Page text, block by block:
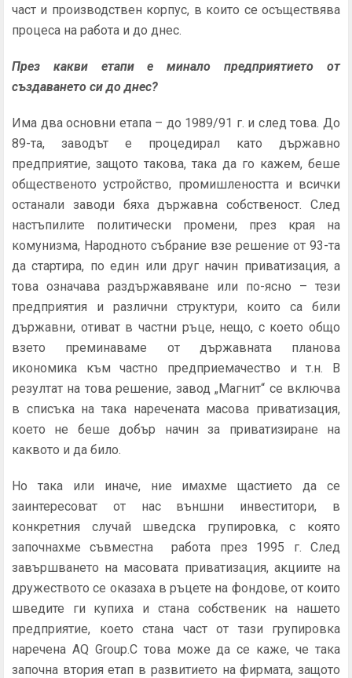
част и производствен корпус, в които се осъществява
процеса на работа и до днес.
През какви етапи е минало предприятието от
създаването си до днес?
Има два основни етапа – до 1989/91 г. и след това. До
89-та, заводът е процедирал като държавно
предприятие, защото такова, така да го кажем, беше
общественото устройство, промишлеността и всички
останали заводи бяха държавна собственост. След
настъпилите политически промени, през края на
комунизма, Народното събрание взе решение от 93-та
да стартира, по един или друг начин приватизация, а
това означава раздържавяване или по-ясно – тези
предприятия и различни структури, които са били
държавни, отиват в частни ръце, нещо, с което общо
взето преминаваме от държавната планова
икономика към частно предприемачество и т.н. В
резултат на това решение, завод „Магнит“ се включва
в списъка на така наречената масова приватизация,
което не беше добър начин за приватизиране на
каквото и да било.
Но така или иначе, ние имахме щастието да се
заинтересоват от нас външни инвеститори, в
конкретния случай шведска групировка, с която
започнахме съвместна работа през 1995 г. След
завършването на масовата приватизация, акциите на
дружеството се оказаха в ръцете на фондове, от които
шведите ги купиха и стана собственик на нашето
предприятие, което стана част от тази групировка
наречена AQ Group.С това може да се каже, че така
започна втория етап в развитието на фирмата, защото